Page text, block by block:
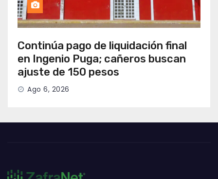
Continúa pago de liquidación final
en Ingenio Puga; cañeros buscan
ajuste de 150 pesos
Ago 6, 2026